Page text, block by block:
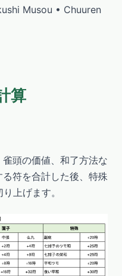
Musou • Chuuren
算
頭の価値、和了方法な
符を合計した後、特殊
上げます。